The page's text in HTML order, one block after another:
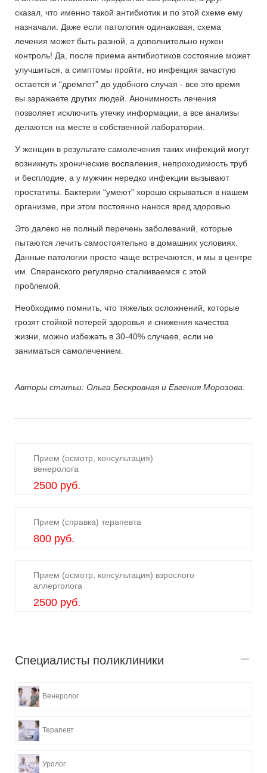
сказал, что именно такой антибиотик и по этой схеме ему
назначали. Даже если патология одинаковая, схема
лечения может быть разной, а дополнительно нужен
контроль! Да, после приема антибиотиков состояние может
улучшиться, а симптомы пройти, но инфекция зачастую
остается и “дремлет” до удобного случая - все это время
вы заражаете других людей. Анонимность лечения
позволяет исключить утечку информации, а все анализы
делаются на месте в собственной лаборатории.
У женщин в результате самолечения таких инфекций могут
возникнуть хронические воспаления, непроходимость труб
и бесплодие, а у мужчин нередко инфекции вызывают
простатиты. Бактерии “умеют” хорошо скрываться в нашем
организме, при этом постоянно нанося вред здоровью.
Это далеко не полный перечень заболеваний, которые
пытаются лечить самостоятельно в домашних условиях.
Данные патологии просто чаще встречаются, и мы в центре
им. Сперанского регулярно сталкиваемся с этой
проблемой.
Необходимо помнить, что тяжелых осложнений, которые
грозят стойкой потерей здоровья и снижения качества
жизни, можно избежать в 30-40% случаев, если не
заниматься самолечением.
Авторы статьи: Ольга Бескровная и Евгения Морозова.
Прием (осмотр, консультация)
венеролога
2500 руб.
Прием (справка) терапевта
800 руб.
Прием (осмотр, консультация) взрослого
аллерголога
2500 руб.
Специалисты поликлиники
Венеролог
Терапевт
Уролог